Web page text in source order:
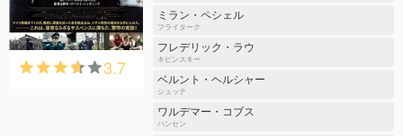
3.7
ミラン・ペシェル
フライターク
フレデリック・ラウ
キピンスキー
ベルント・ヘルシャー
シュッテ
ワルデマー・コブス
ハンセン